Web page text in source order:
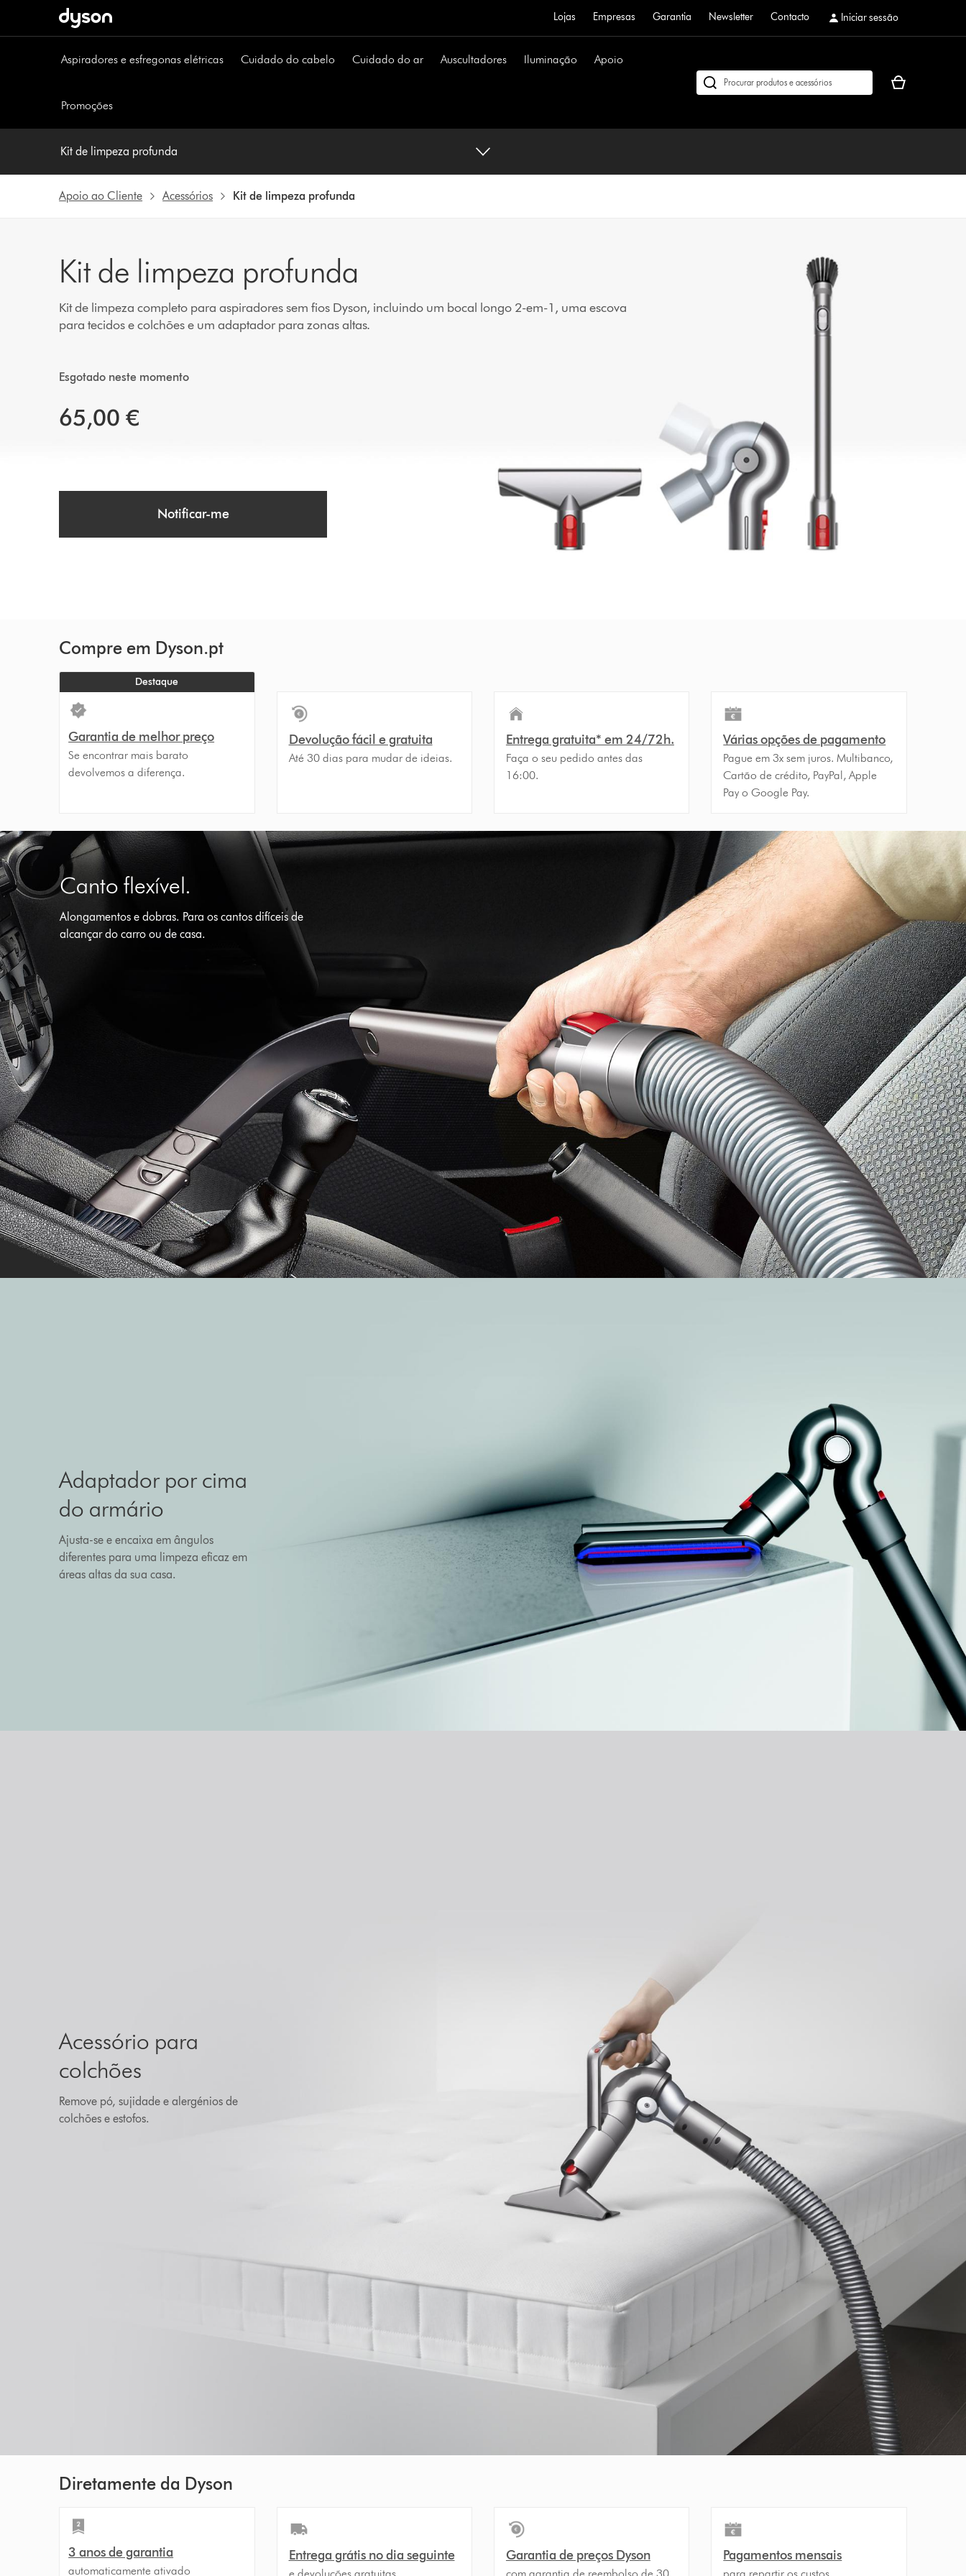
Lojas Empresas Garantia Newsletter Contacto Iniciar sessão
Aspiradores e esfregonas elétricas Cuidado do cabelo Cuidado do ar Auscultadores Iluminação Apoio
Promoções
Pesquisar
O
de
Kit de limpeza profunda
Apoio ao Cliente Acessórios Kit de limpeza profunda
Kit de limpeza profunda
Kit de limpeza completo para aspiradores sem fios Dyson, incluindo um bocal longo 2-em-1, uma escova
para tecidos e colchões e um adaptador para zonas altas.
Esgotado neste momento
65,00 €
Notificar-me
Compre em Dyson.pt
Destaque
Garantia de melhor preço
Se encontrar mais barato
devolvemos a diferença.
Devolução fácil e gratuita
Até 30 dias para mudar de ideias.
Entrega gratuita* em 24/72h.
Faça o seu pedido antes das
16:00.
Várias opções de pagamento
Pague em 3x sem juros. Multibanco,
Cartão de crédito, PayPal, Apple
Pay o Google Pay.
Canto flexível.
Alongamentos e dobras. Para os cantos difíceis de
alcançar do carro ou de casa.
Adaptador por cima
do armário
Ajusta-se e encaixa em ângulos
diferentes para uma limpeza eficaz em
áreas altas da sua casa.
Acessório para
colchões
Remove pó, sujidade e alergénios de
colchões e estofos.
Diretamente da Dyson
3 anos de garantia
automaticamente ativado
Entrega grátis no dia seguinte
e devoluções gratuitas
Garantia de preços Dyson
com garantia de reembolso de 30
Pagamentos mensais
para repartir os custos